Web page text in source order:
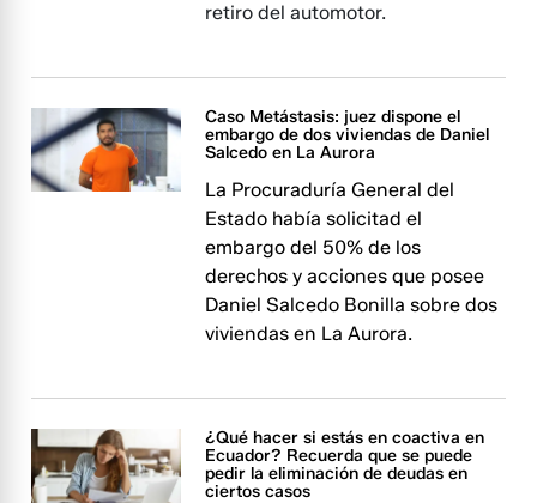
retiro del automotor.
Caso Metástasis: juez dispone el
embargo de dos viviendas de Daniel
Salcedo en La Aurora
La Procuraduría General del
Estado había solicitad el
embargo del 50% de los
derechos y acciones que posee
Daniel Salcedo Bonilla sobre dos
viviendas en La Aurora.
¿Qué hacer si estás en coactiva en
Ecuador? Recuerda que se puede
pedir la eliminación de deudas en
ciertos casos